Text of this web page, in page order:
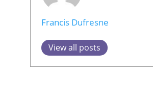
Francis Dufresne
View all posts